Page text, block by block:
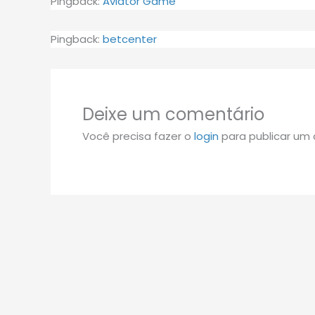
Pingback: betcenter
Deixe um comentário
Você precisa fazer o login para publicar um